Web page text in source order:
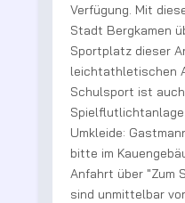
Verfügung. Mit
Stadt Bergkamen
Sportplatz dieser
leichtathletischen
Schulsport ist
Umkleide:
bitte im
Anfahrt über "Zum
sind unmittelbar